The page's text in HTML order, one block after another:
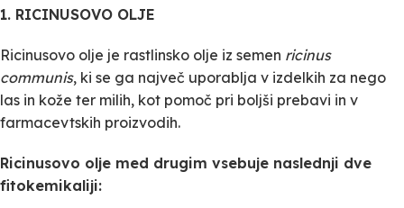
1. RICINUSOVO OLJE
Ricinusovo olje je rastlinsko olje iz semen ricinus
communis, ki se ga največ uporablja v izdelkih za nego
las in kože ter milih, kot pomoč pri boljši prebavi in v
farmacevtskih proizvodih.
Ricinusovo olje med drugim vsebuje naslednji dve
fitokemikaliji: